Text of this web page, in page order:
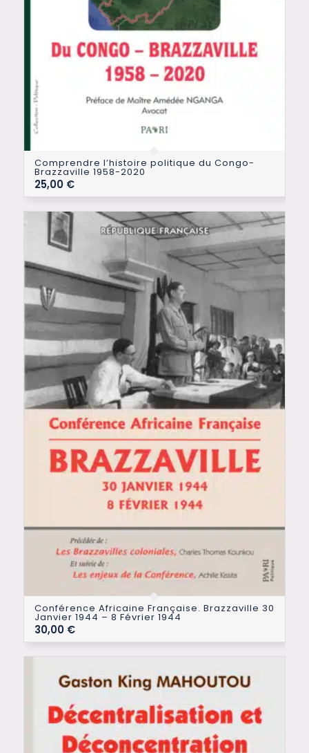
Comprendre l’histoire politique du Congo-
Brazzaville 1958-2020
25,00 €
Conférence Africaine Française. Brazzaville 30
Janvier 1944 – 8 Février 1944
30,00 €